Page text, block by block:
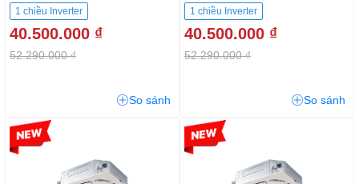
AC140TN4DKC/EA
1 chiều Inverter
40.500.000 ₫
52.290.000 ₫
So sánh
AC140TN4DKC3/EA 3 pha
1 chiều Inverter
40.500.000 ₫
52.290.000 ₫
So sánh
-13% -12%